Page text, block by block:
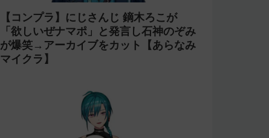
【コンプラ】にじさんじ 鏑木ろこが
「欲しいぜナマポ」と発言し石神のぞみ
が爆笑→アーカイブをカット【あらなみ
マイクラ】